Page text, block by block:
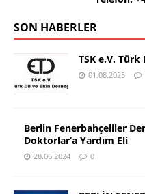
SON HABERLER
TSK e.V.
01.08.2025
Berlin Fenerbahçeliler
Doktorlar’a Yardım Eli
28.06.2024 0